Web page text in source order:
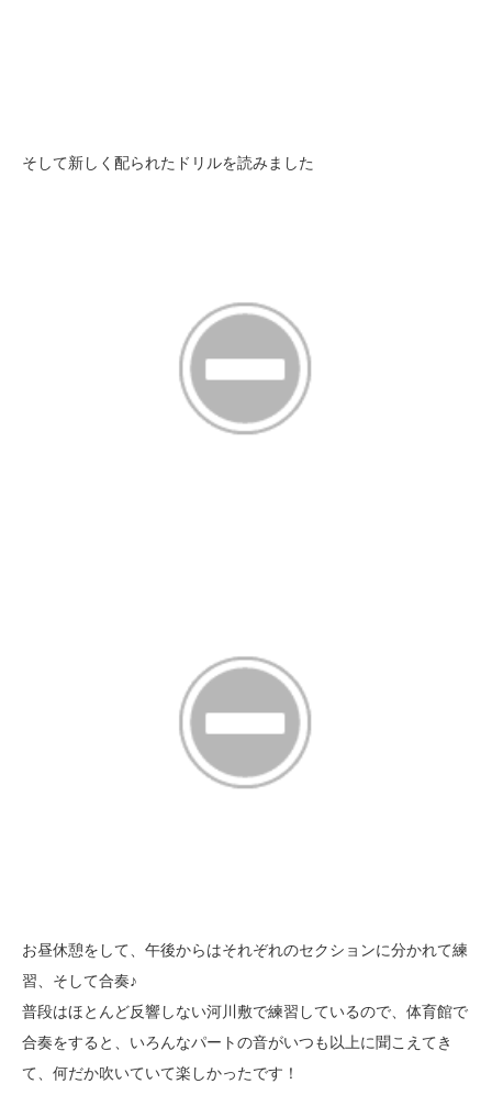
そして新しく配られたドリルを読みました
お昼休憩をして、午後からはそれぞれのセクションに分かれて練
習、そして合奏♪
普段はほとんど反響しない河川敷で練習しているので、体育館で
合奏をすると、いろんなパートの音がいつも以上に聞こえてき
て、何だか吹いていて楽しかったです！